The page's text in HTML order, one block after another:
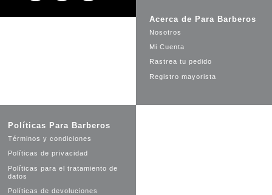
Acerca de Para Barberos
Nosotros
Mi Cuenta
Rastrea tu pedido
Registro mayorista
Políticas Para Barberos
Términos y condiciones
Políticas de privacidad
Políticas para el tratamiento de
datos
Políticas de devoluciones